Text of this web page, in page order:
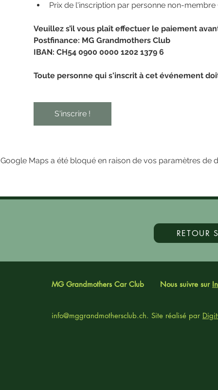
Prix de l'inscription par personne non-membre
Veuillez s’il vous plaît effectuer le paiement
Postfinance: MG Grandmothers Club
IBAN: CH54 0900 0000 1202 1379 6
Toute personne qui s'inscrit à cet événement
S'inscrire !
Google Maps a été bloqué en raison de vos paramètres de
RETOUR
MG Grandmothers Car Club Nous suivre sur
info@mggrandmothersclub.ch. Site réalisé par